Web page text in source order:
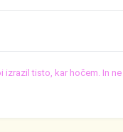
izrazil tisto, kar hočem. In